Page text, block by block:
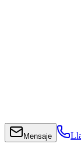
Mensaje